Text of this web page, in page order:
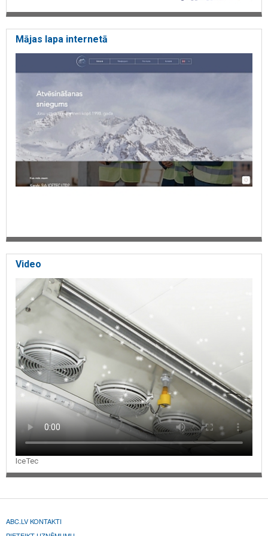
Mājas lapa internetā
Video
IceTec
ABC.LV KONTAKTI